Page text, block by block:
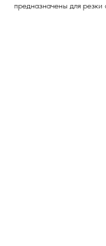
предназначены для резки